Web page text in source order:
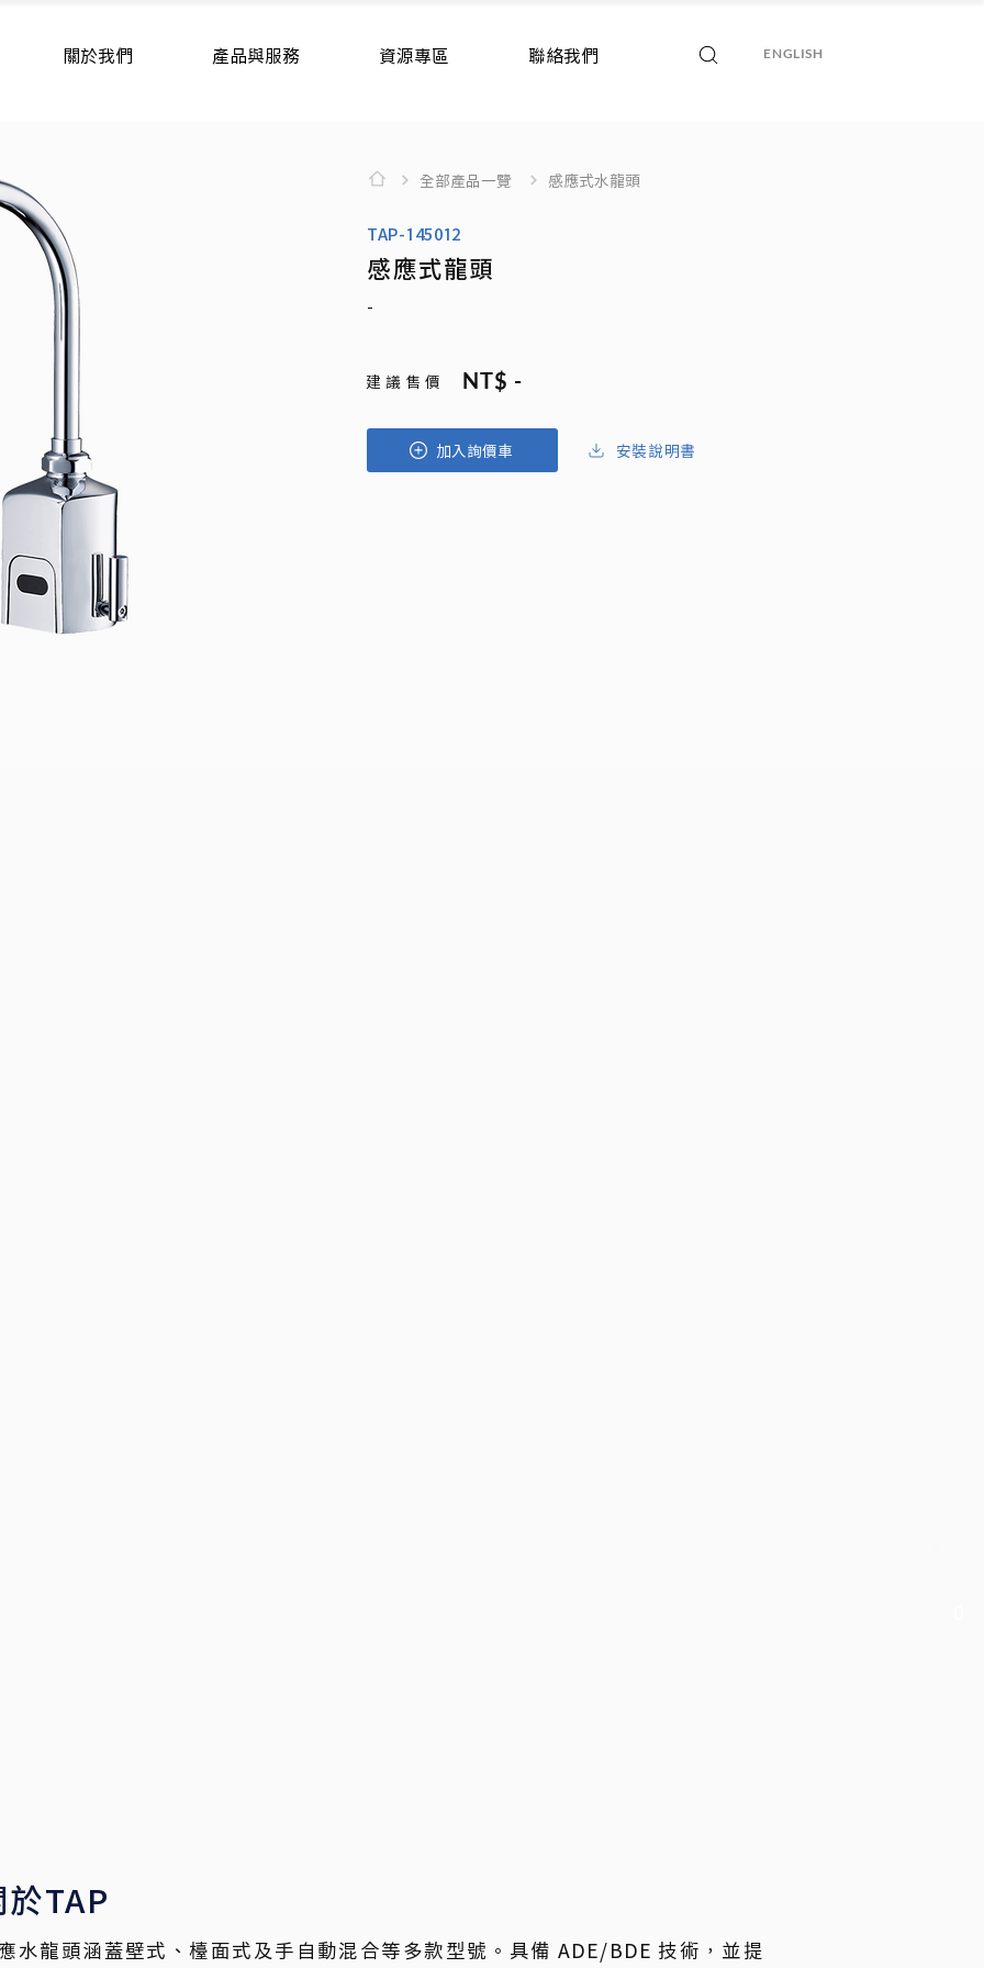
關於我們 產品與服務 資源專區 聯絡我們 ENGLISH
全部產品一覽 感應式水龍頭
TAP-145012
感應式龍頭
-
建 議 售 價 NT$ -
加入詢價車 安裝說明書
TAP
水龍頭涵蓋壁式、檯面式及手自動混合等多款型號。具備 ADE/BDE 技術，並提